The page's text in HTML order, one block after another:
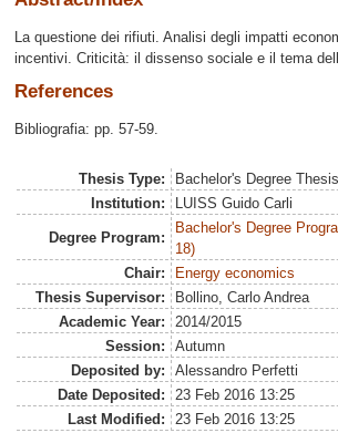
La questione dei rifiuti. Analisi degli impatti
incentivi. Criticità: il dissenso sociale e il tema
References
Bibliografia: pp. 57-59.
Thesis Type:
Bachelor's Degree Thesis
Institution:
LUISS Guido Carli
Degree Program:
Bachelor's Degree
18)
Chair:
Energy economics
Thesis Supervisor:
Bollino, Carlo Andrea
Academic Year:
2014/2015
Session:
Autumn
Deposited by:
Alessandro Perfetti
Date Deposited:
23 Feb 2016 13:25
Last Modified:
23 Feb 2016 13:25